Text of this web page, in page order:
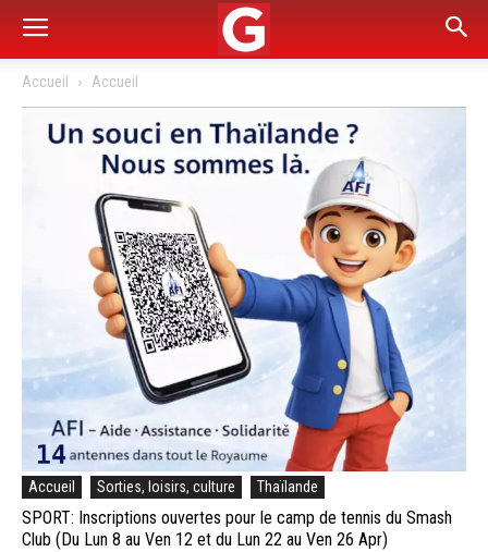
Accueil Accueil
Accueil Sorties, loisirs, culture Thaïlande
SPORT: Inscriptions ouvertes pour le camp de tennis du Smash
Club (Du Lun 8 au Ven 12 et du Lun 22 au Ven 26 Apr)